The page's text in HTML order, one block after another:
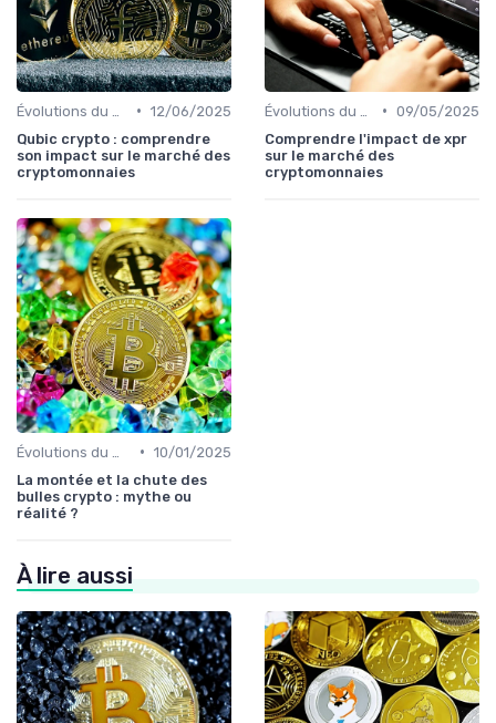
• 12/06/2025
Qubic crypto : comprendre
son impact sur le marché des
cryptomonnaies
• 09/05/2025
Comprendre l'impact de xpr
sur le marché des
cryptomonnaies
• 10/01/2025
La montée et la chute des
bulles crypto : mythe ou
réalité ?
À lire aussi